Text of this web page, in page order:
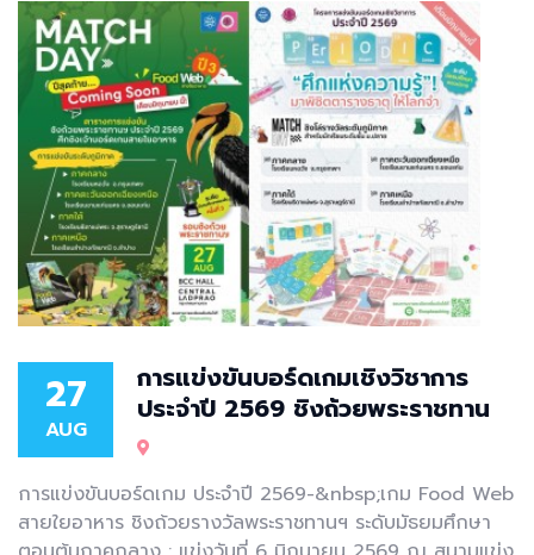
27
AUG
การแข่งขันบอร์ดเกมเชิงวิชาการ
ประจำปี 2569 ชิงถ้วยพระราชทาน
การแข่งขันบอร์ดเกม ประจำปี 2569-&nbsp;เกม Food Web
สายใยอาหาร ชิงถ้วยรางวัลพระราชทานฯ ระดับมัธยมศึกษา